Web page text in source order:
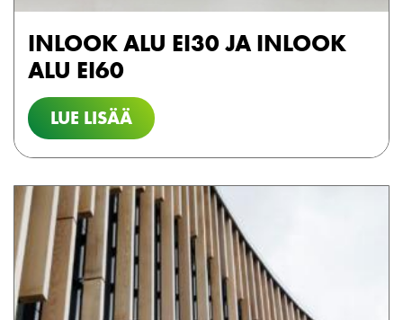
INLOOK ALU EI30 JA INLOOK
ALU EI60
LUE LISÄÄ